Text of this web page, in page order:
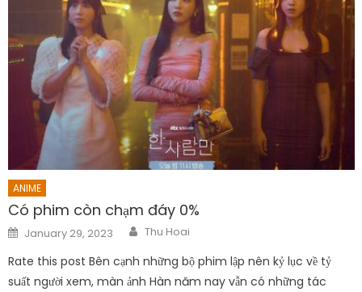
ANIME
Có phim còn chạm đáy 0%
Posted
on
January 29, 2023 Author
Thu Hoai
Rate this post Bên cạnh những bộ phim lập nên kỷ lục về tỷ
suất người xem, màn ảnh Hàn năm nay vẫn có những tác